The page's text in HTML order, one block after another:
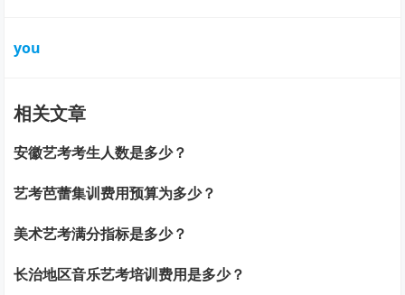
you
相关文章
安徽艺考考生人数是多少？
艺考芭蕾集训费用预算为多少？
美术艺考满分指标是多少？
长治地区音乐艺考培训费用是多少？